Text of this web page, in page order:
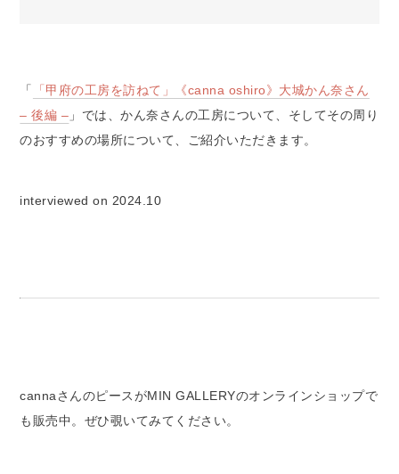
「
「甲府の工房を訪ねて」《canna oshiro》大城かん奈さん
– 後編 – 」では、かん奈さんの工房について、そしてその周り
のおすすめの場所について、ご紹介いただきます。
interviewed on 2024.10
cannaさんのピースがMIN GALLERYのオンラインショップで
も販売中。ぜひ覗いてみてください。